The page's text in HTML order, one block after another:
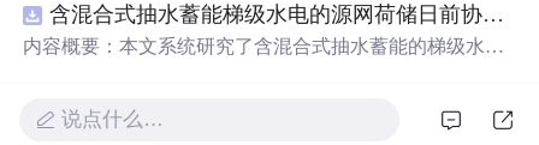
国计算机二级考试的考生，尤其适合基础一般、希望在短
期内高效提分的学员。; 使用场景及目标：①帮助考生系统
规划考前1个月的复习节奏，提升应试能力；②突破Excel
程，避免因操作失误导致失分。; 阅读建议：此资源以实战
为导向，建议结合【高频考点汇总】【易错题集】等配套
样本校准评分区间、告警阈值和误报漏报边界；本地网
页、JSON/HTML/SVG报告、测试与示例。压缩包包含完
MIT License及原创授权声明。适合开发者进行工程预检、
含混合式抽水蓄能梯级水电的源网荷储日前协同调度优化研究（Matlab代码实现）
内容概要：本文系统研究了含混合式抽水蓄能的梯级水电
接入背景下，如何通过优化调度提升电力系统的灵活性与
说点什么…